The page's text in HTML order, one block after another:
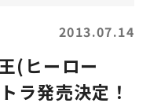
2013.07.14
(ヒーロー
ラ発売決定！